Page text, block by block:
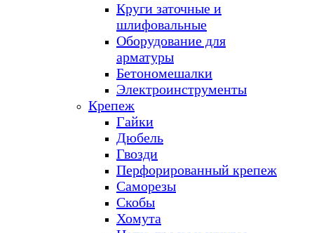
Круги заточные и
шлифовальные
Оборудование для
арматуры
Бетономешалки
Электроинструменты
Крепеж
Гайки
Дюбель
Гвозди
Перфорированный крепеж
Саморезы
Скобы
Хомута